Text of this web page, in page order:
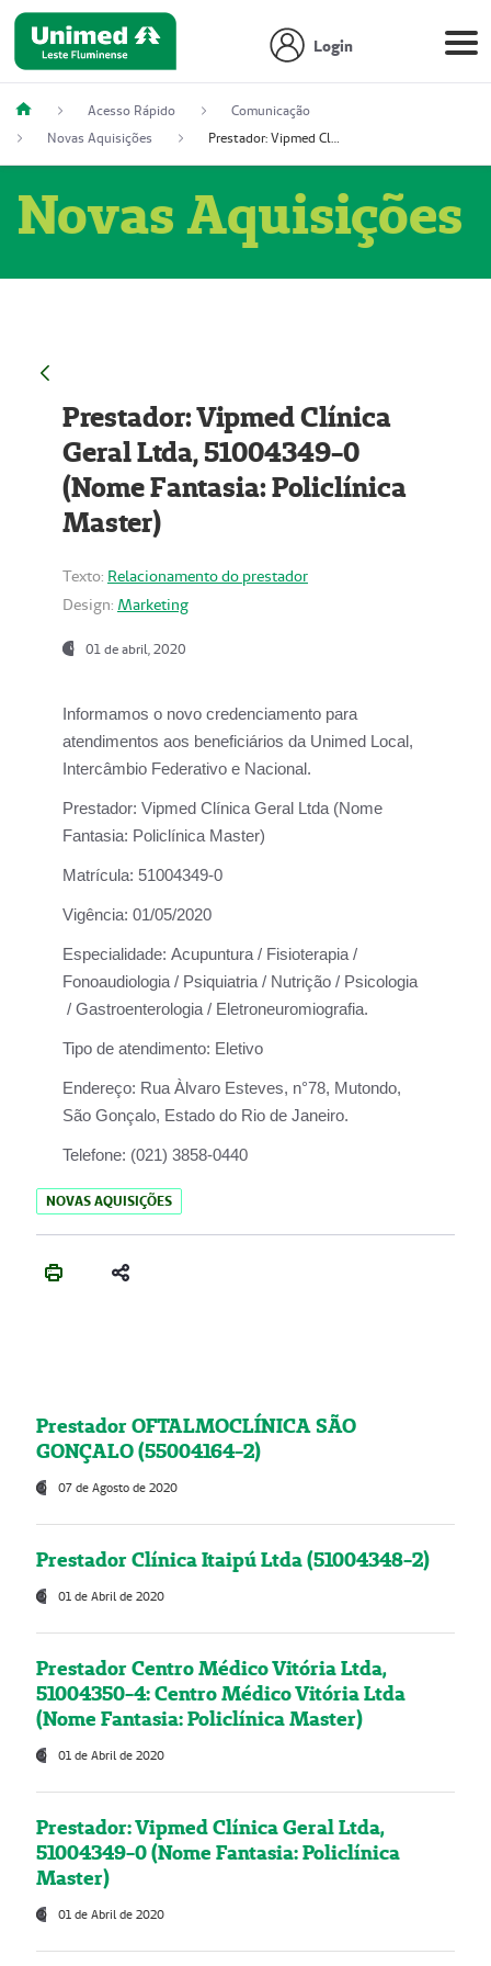
Login
Acesso Rápido
Comunicação
Novas Aquisições
Prestador: Vipmed Clínica Geral Ltda, 51004349-0 (Nome Fantasia: Policlínica Master)
Novas Aquisições
Prestador: Vipmed Clínica
Geral Ltda, 51004349-0
(Nome Fantasia: Policlínica
Master)
Texto: Relacionamento do prestador
Design: Marketing
01 de abril, 2020
Informamos o novo credenciamento para
atendimentos aos beneficiários da Unimed Local,
Intercâmbio Federativo e Nacional.
Prestador: Vipmed Clínica Geral Ltda (Nome
Fantasia: Policlínica Master)
Matrícula: 51004349-0
Vigência: 01/05/2020
Especialidade: Acupuntura / Fisioterapia /
Fonoaudiologia / Psiquiatria / Nutrição / Psicologia
/ Gastroenterologia / Eletroneuromiografia.
Tipo de atendimento: Eletivo
Endereço: Rua Àlvaro Esteves, n°78, Mutondo,
São Gonçalo, Estado do Rio de Janeiro.
Telefone: (021) 3858-0440
NOVAS AQUISIÇÕES
Prestador OFTALMOCLÍNICA SÃO
GONÇALO (55004164-2)
07 de Agosto de 2020
Prestador Clínica Itaipú Ltda (51004348-2)
01 de Abril de 2020
Prestador Centro Médico Vitória Ltda,
51004350-4: Centro Médico Vitória Ltda
(Nome Fantasia: Policlínica Master)
01 de Abril de 2020
Prestador: Vipmed Clínica Geral Ltda,
51004349-0 (Nome Fantasia: Policlínica
Master)
01 de Abril de 2020